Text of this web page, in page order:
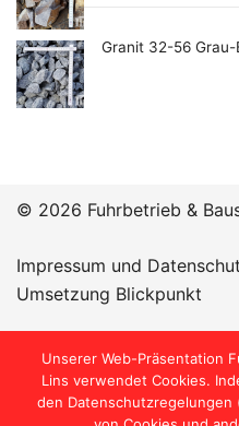
Granit 32-56 Grau-
© 2026 Fuhrbetrieb &
Impressum und
Umsetzung Blickpunkt
Öffnungszeiten:
Unserer Web-Präsentation
Lins verwendet Cookies.
den Datenschutzregelungen